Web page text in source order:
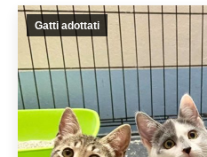
Gatti adottati